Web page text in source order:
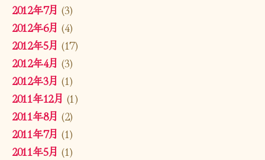
2012年7月 (3)
2012年6月 (4)
2012年5月 (17)
2012年4月 (3)
2012年3月 (1)
2011年12月 (1)
2011年8月 (2)
2011年7月 (1)
2011年5月 (1)